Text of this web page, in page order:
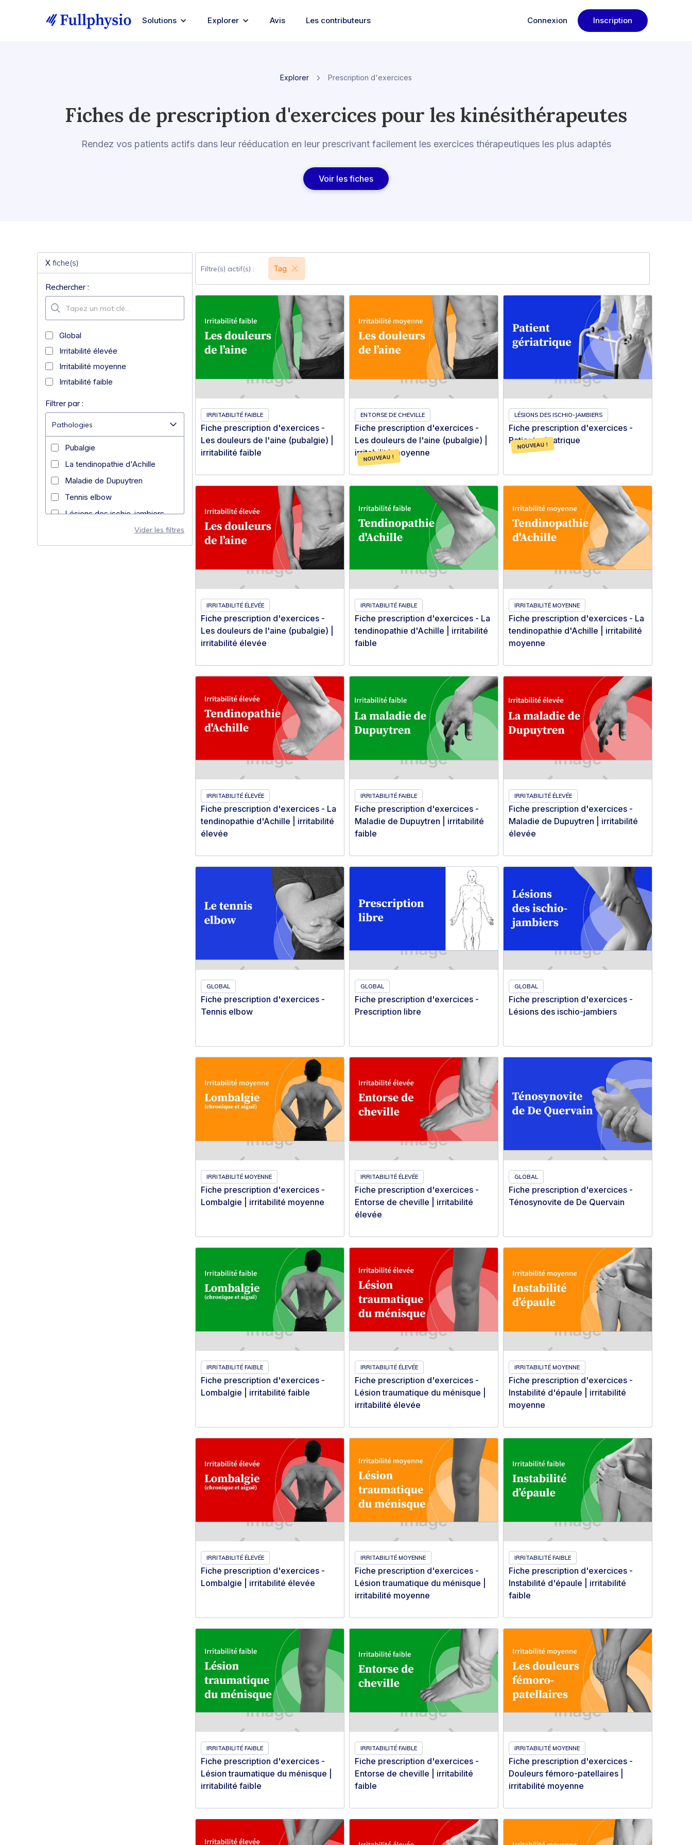
Solutions Explorer Avis Les contributeurs Connexion Inscription
Explorer Prescription d'exercices
Fiches de prescription d'exercices pour les kinésithérapeutes
Rendez vos patients actifs dans leur rééducation en leur prescrivant facilement les exercices thérapeutiques les plus adaptés
Voir les fiches
X fiche(s)
Rechercher :
Global
Irritabilité élevée
Irritabilité moyenne
Irritabilité faible
Filtrer par :
Pathologies
Pubalgie
La tendinopathie d'Achille
Maladie de Dupuytren
Tennis elbow
Lésions des ischio-jambiers
Instabilité d'épaule
Vider les filtres
Filtre(s) actif(s) : Tag
IRRITABILITÉ FAIBLE
Fiche prescription d'exercices -
Les douleurs de l'aine (pubalgie) |
irritabilité faible
ENTORSE DE CHEVILLE
Fiche prescription d'exercices -
Les douleurs de l'aine (pubalgie) |
irritabilité moyenne
NOUVEAU !
LÉSIONS DES ISCHIO-JAMBIERS
Fiche prescription d'exercices -
Patient gériatrique
NOUVEAU !
IRRITABILITÉ ÉLEVÉE
Fiche prescription d'exercices -
Les douleurs de l'aine (pubalgie) |
irritabilité élevée
IRRITABILITÉ FAIBLE
Fiche prescription d'exercices - La
tendinopathie d'Achille | irritabilité
faible
IRRITABILITÉ MOYENNE
Fiche prescription d'exercices - La
tendinopathie d'Achille | irritabilité
moyenne
IRRITABILITÉ ÉLEVÉE
Fiche prescription d'exercices - La
tendinopathie d'Achille | irritabilité
élevée
IRRITABILITÉ FAIBLE
Fiche prescription d'exercices -
Maladie de Dupuytren | irritabilité
faible
IRRITABILITÉ ÉLEVÉE
Fiche prescription d'exercices -
Maladie de Dupuytren | irritabilité
élevée
GLOBAL
Fiche prescription d'exercices -
Tennis elbow
GLOBAL
Fiche prescription d'exercices -
Prescription libre
GLOBAL
Fiche prescription d'exercices -
Lésions des ischio-jambiers
IRRITABILITÉ MOYENNE
Fiche prescription d'exercices -
Lombalgie | irritabilité moyenne
IRRITABILITÉ ÉLEVÉE
Fiche prescription d'exercices -
Entorse de cheville | irritabilité
élevée
GLOBAL
Fiche prescription d'exercices -
Ténosynovite de De Quervain
IRRITABILITÉ FAIBLE
Fiche prescription d'exercices -
Lombalgie | irritabilité faible
IRRITABILITÉ ÉLEVÉE
Fiche prescription d'exercices -
Lésion traumatique du ménisque |
irritabilité élevée
IRRITABILITÉ MOYENNE
Fiche prescription d'exercices -
Instabilité d'épaule | irritabilité
moyenne
IRRITABILITÉ ÉLEVÉE
Fiche prescription d'exercices -
Lombalgie | irritabilité élevée
IRRITABILITÉ MOYENNE
Fiche prescription d'exercices -
Lésion traumatique du ménisque |
irritabilité moyenne
IRRITABILITÉ FAIBLE
Fiche prescription d'exercices -
Instabilité d'épaule | irritabilité
faible
IRRITABILITÉ FAIBLE
Fiche prescription d'exercices -
Lésion traumatique du ménisque |
irritabilité faible
IRRITABILITÉ FAIBLE
Fiche prescription d'exercices -
Entorse de cheville | irritabilité
faible
IRRITABILITÉ MOYENNE
Fiche prescription d'exercices -
Douleurs fémoro-patellaires |
irritabilité moyenne